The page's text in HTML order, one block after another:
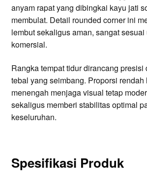
anyam rapat yang dibingkai kayu jati
membulat. Detail rounded corner ini
lembut sekaligus aman, sangat
komersial.
Rangka tempat tidur dirancang presisi
tebal yang seimbang. Proporsi rendah
menengah menjaga visual tetap
sekaligus memberi stabilitas optimal
keseluruhan.
Spesifikasi Produk